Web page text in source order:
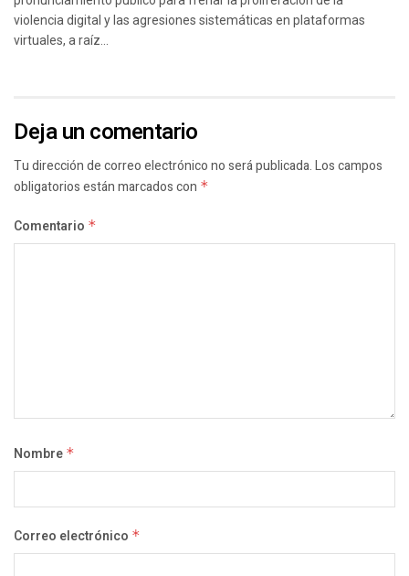
violencia digital y las agresiones sistemáticas en plataformas
virtuales, a raíz...
Deja un comentario
Tu dirección de correo electrónico no será publicada.Los campos
obligatorios están marcados con *
Comentario *
Nombre *
Correo electrónico *